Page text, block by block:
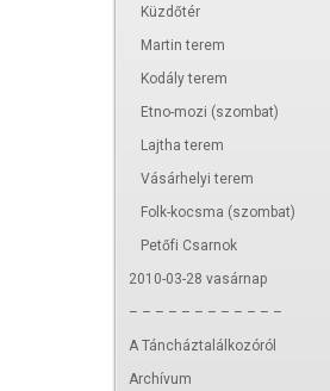
Küzdőtér
Martin terem
Kodály terem
Etno-mozi (szombat)
Lajtha terem
Vásárhelyi terem
Folk-kocsma (szombat)
Petőfi Csarnok
2010-03-28 vasárnap
– – – – – – – – – – – –
A Táncháztalálkozóról
Archívum